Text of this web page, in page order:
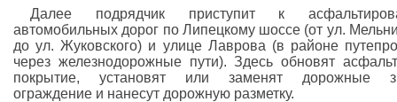
Далее подрядчик приступит к
автомобильных дорог по Липецкому шоссе (от ул.
до ул. Жуковского) и улице Лаврова (в районе
через железнодорожные пути). Здесь обновят
покрытие, установят или заменят дорожные
ограждение и нанесут дорожную разметку.